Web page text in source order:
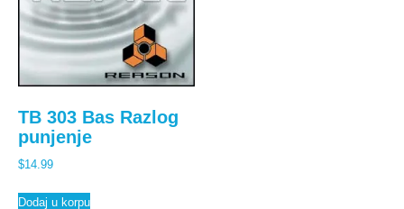
TB 303 Bas Razlog
punjenje
$14.99
Dodaj u korpu